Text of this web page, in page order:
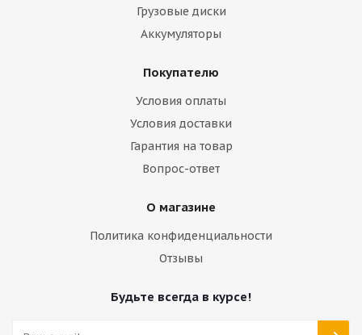
Грузовые диски
Аккумуляторы
Покупателю
Условия оплаты
Условия доставки
Гарантия на товар
Вопрос-ответ
О магазине
Политика конфиденциальности
Отзывы
Будьте всегда в курсе!